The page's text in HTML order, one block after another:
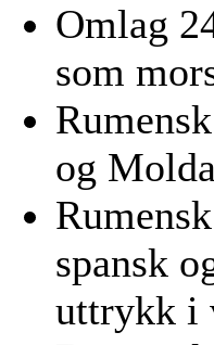
Omlag
som
og
spansk
uttrykk i